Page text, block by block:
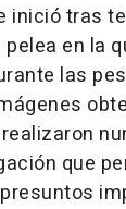
inició tras
en la
las
que